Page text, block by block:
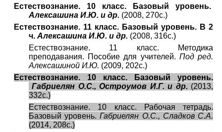
Естествознание. 10 класс. Базовый уровень.
Алексашина И.Ю. и др. (2008, 270с.)
Естествознание. 11 класс. Базовый уровень. В 2
ч. Алексашина И.Ю. и др. (2008, 316с.)
Естествознание. 11 класс. Методика
преподавания. Пособие для учителей. Под ред.
Алексашиной И.Ю. (2009, 202с.)
Естествознание. 10 класс. Базовый уровень.
Габриелян О.С., Остроумов И.Г. и др. (2013,
332с.)
Естествознание. 10 класс. Рабочая тетрадь.
Базовый уровень.Габриелян О.С., Сладков С.А.
(2014, 208с.)